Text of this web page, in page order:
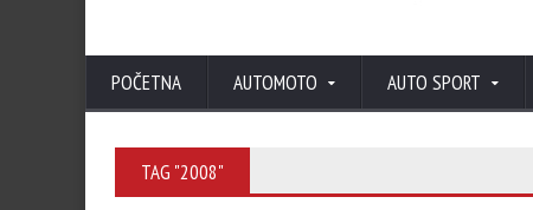
POČETNA AUTOMOTO AUTO SPORT
TAG "2008"